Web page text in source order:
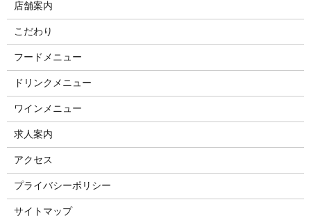
店舗案内
こだわり
フードメニュー
ドリンクメニュー
ワインメニュー
求人案内
アクセス
プライバシーポリシー
サイトマップ